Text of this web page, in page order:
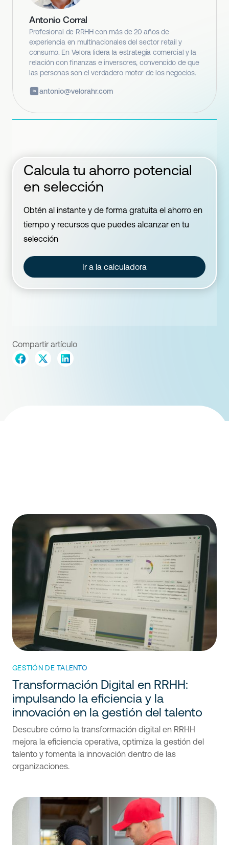
Antonio Corral
Profesional de RRHH con más de 20 años de
experiencia en multinacionales del sector retail y
consumo. En Velora lidera la estrategia comercial y la
relación con finanzas e inversores, convencido de que
las personas son el verdadero motor de los negocios.
in antonio@velorahr.com
Calcula tu ahorro potencial
en selección
Obtén al instante y de forma gratuita el ahorro en
tiempo y recursos que puedes alcanzar en tu
selección
Ir a la calculadora
Compartir artículo
GESTIÓN DE TALENTO
Transformación Digital en RRHH:
impulsando la eficiencia y la
innovación en la gestión del talento
Descubre cómo la transformación digital en RRHH
mejora la eficiencia operativa, optimiza la gestión del
talento y fomenta la innovación dentro de las
organizaciones.